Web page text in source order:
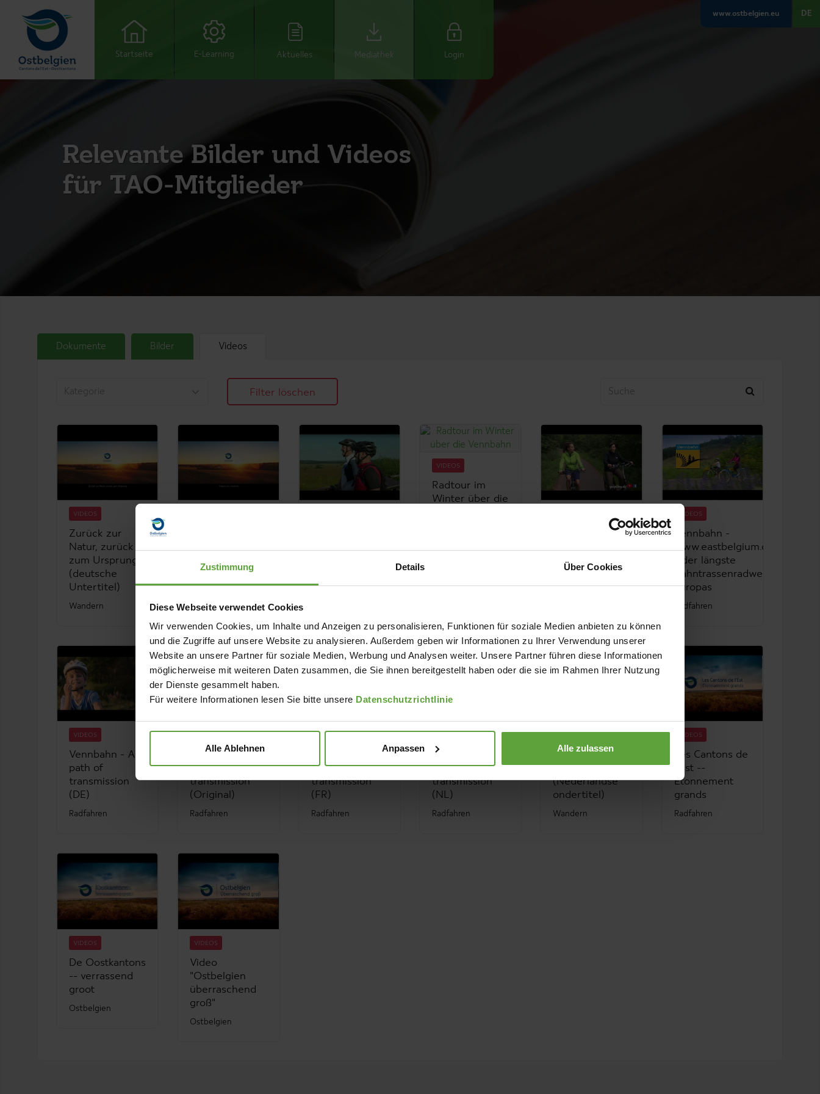
Zustimmung Details Über Cookies
Diese Webseite verwendet Cookies
Wir verwenden Cookies, um Inhalte und Anzeigen zu personalisieren, Funktionen für soziale Medien anbieten zu können
und die Zugriffe auf unsere Website zu analysieren. Außerdem geben wir Informationen zu Ihrer Verwendung unserer
Website an unsere Partner für soziale Medien, Werbung und Analysen weiter. Unsere Partner führen diese Informationen
möglicherweise mit weiteren Daten zusammen, die Sie ihnen bereitgestellt haben oder die sie im Rahmen Ihrer Nutzung
der Dienste gesammelt haben.
Für weitere Informationen lesen Sie bitte unsere Datenschutzrichtlinie
Alle Ablehnen Anpassen Alle zulassen
Startseite E-Learning Aktuelles Mediathek Login
www.ostbelgien.eu DE
Relevante Bilder und Videos
für TAO-Mitglieder
Dokumente Bilder Videos
Filter löschen
VIDEOS
Zurück zur
Natur, zurück
zum Ursprung
(deutsche
Untertitel)
Wandern
VIDEOS
Radtour im
Winter über die
GO Cycling -
(in NL)
VIDEOS
Vennbahn -
www.eastbelgium.com
- der längste
Bahntrassenradweg
Europas
Radfahren
VIDEOS
Vennbahn - A
path of
transmission
(DE)
Radfahren
Vennbahn - A
path of
transmission
(Original)
Radfahren
path of
transmission
(FR)
Radfahren
Vennbahn - A
path of
transmission
(NL)
Radfahren
Terugkeer naar
de bron
(Nederlandse
ondertitel)
Wandern
VIDEOS
Les Cantons de
l'Est --
Etonnement
grands
Radfahren
VIDEOS
De Oostkantons
-- verrassend
groot
Ostbelgien
VIDEOS
Video
"Ostbelgien
überraschend
groß"
Ostbelgien